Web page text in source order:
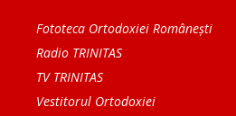
Fototeca Ortodoxiei Românești
Radio TRINITAS
TV TRINITAS
Vestitorul Ortodoxiei